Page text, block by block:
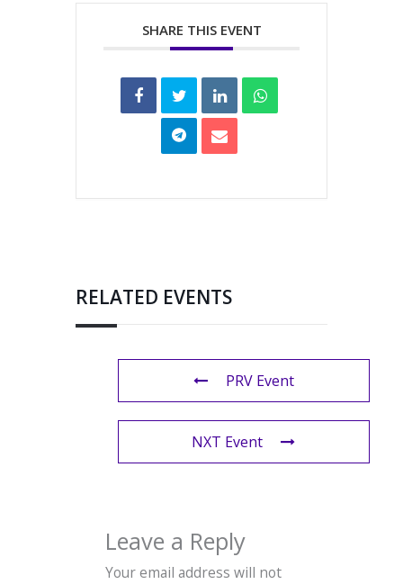
SHARE THIS EVENT
RELATED EVENTS
PRV Event
NXT Event
Leave a Reply
Your email address will not